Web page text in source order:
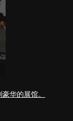
华的展馆。